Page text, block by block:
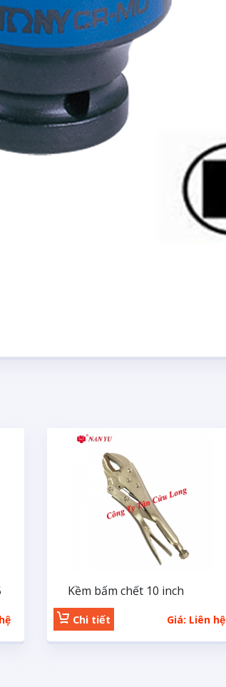
Kềm bấm chết 10 inch
Giá: Liên hệ
Chi tiết